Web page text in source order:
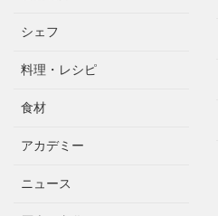
シェフ
料理・レシピ
食材
アカデミー
ニュース